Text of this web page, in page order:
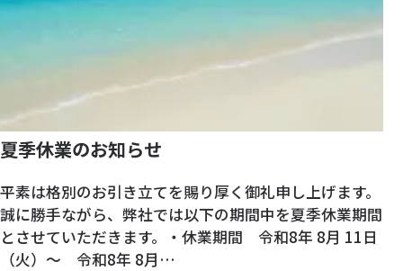
夏季休業のお知らせ
平素は格別のお引き立てを賜り厚く御礼申し上げます。
誠に勝手ながら、弊社では以下の期間中を夏季休業期間
とさせていただきます。・休業期間 令和8年 8月 11日
（火）～ 令和8年 8月…